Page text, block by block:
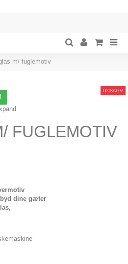
m/ fuglemotiv
UDSALG!
FUGLEMOTIV
dine gæter